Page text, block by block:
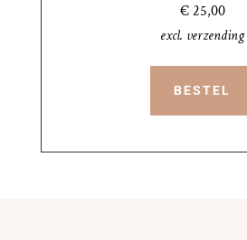
€ 25,00
excl. verzending
BESTEL